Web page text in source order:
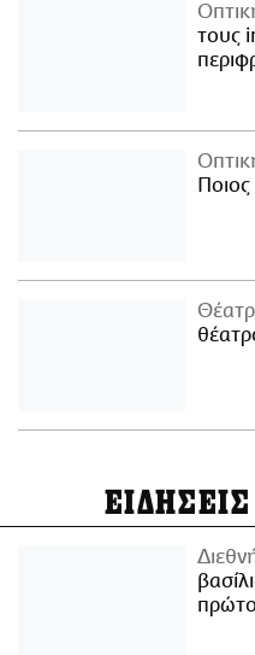
τους
ΕΙΔΗΣΕΙΣ